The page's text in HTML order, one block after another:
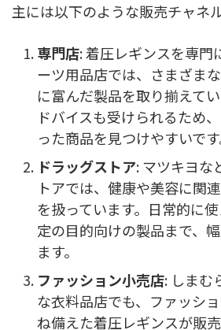
主には以下のような販売チャネ
専門店: 着圧レギンスを専門
ーツ用品店では、さまざま
に富んだ製品を取り揃えて
ドバイスも受けられるため
った商品を見つけやすいです
ドラッグストア: マツキヨな
トアでは、健康や美容に関
を扱っています。日常的に
定の目的向けの製品まで、
ます。
ファッション小売店: しまむ
な衣料品店でも、ファッシ
ね備えた着圧レギンスが販